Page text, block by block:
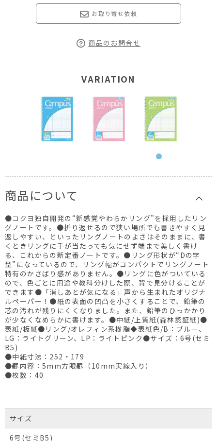
お取り寄せ依頼
商品のお問合せ
VARIATION
商品について
●コクヨ独自開発の“新感覚やわらかリング”を採用したリン
グノートです。●折り返せるので狭い場所でも書きやすく見
返しやすい、といったリングノートのよさはそのままに、書
くときリングに手が当たっても気にせず端まで美しく書け
る、これからの新定番ノートです。●リング形状が“Dの字
型”になっているので、リング幅がコンパクトでリングノート
特有のかさばり感がありません。●リングに色がついている
ので、色ごとに用途や教科分けした際、背で見分けることが
できます●「消しあとが気になる」声から生まれたオリジナ
ルペーパー！●紙の表面の凹凸を小さくすることで、鉛筆の
芯の汚れが残りにくくなりました。また、鉛筆のひっかかり
が少なくなめらかに書けます。●中紙/上質紙(森林認証紙)●
表紙/板紙●リング/オレフィン系樹脂◆表紙色/B：ブルー、
LG：ライトグリーン、LP：ライトピンク●サイズ：6号(セミ
B5)
●中紙寸法：252・179
●罫内容：5mm方眼罫（10mm実線入り）
●枚数：40
サイズ
6号(セミB5)